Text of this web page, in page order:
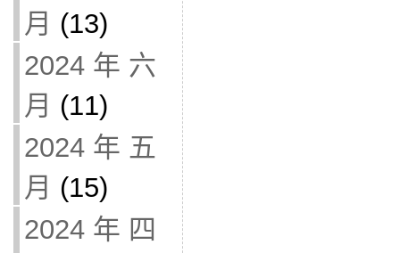
月 (13)
2024 年 六
月 (11)
2024 年 五
月 (15)
2024 年 四